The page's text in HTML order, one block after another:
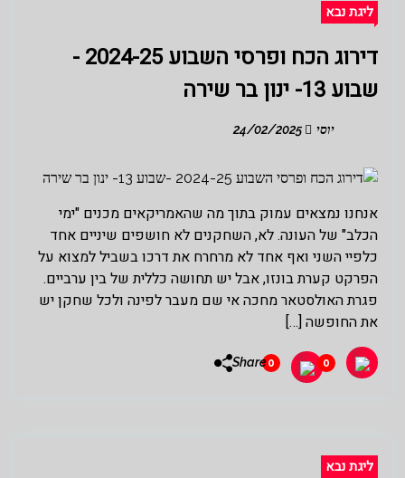
ליגת נבא
דירוג הכח ופרסי השבוע 2024-25 -
שבוע 13- ינון בר שירה
יוסי
אנחנו נמצאים עמוק בתוך מה שהאמריקאים מכנים "ימי
הכלב" של העונה. לא, השחקנים לא חושפים שיניים אחד
כלפיי השני ואף אחד לא מרחרח את דרכו בשביל למצוא על
הפרקט קערת בונזו, אבל יש תחושה כללית של בין ערביים.
פגרת האולסטאר מחכה אי שם מעבר לפינה ולכל שחקן יש
את החופשה […]
0
0
Share
ליגת נבא